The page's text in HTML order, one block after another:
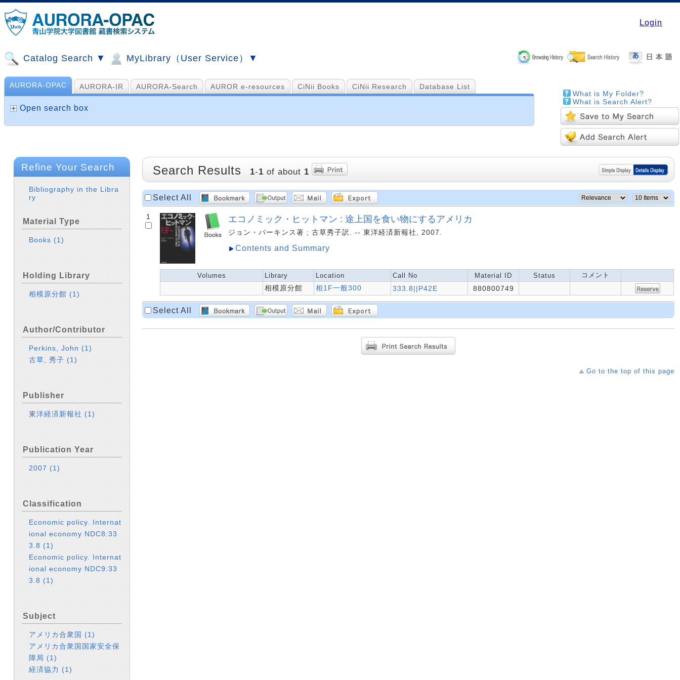
Login
Catalog Search ▼ MyLibrary（User Service）▼
What is My Folder?
What is Search Alert?
AURORA-OPAC AURORA-IR AURORA-Search AUROR e-resources CiNii Books CiNii Research Database List
山手コンソ、NDL他
Open search box
Refine Your Search
Bibliography in the Libra
ry
Material Type
Books(1)
Holding Library
相模原分館(1)
Author/Contributor
Perkins, John(1)
古草, 秀子(1)
Publisher
東洋経済新報社(1)
Publication Year
2007(1)
Classification
Economic policy. Internat
ional economy NDC8:33
3.8(1)
Economic policy. Internat
ional economy NDC9:33
3.8 (1)
Subject
アメリカ合衆国 (1)
アメリカ合衆国国家安全保
障局 (1)
経済協力(1)
Search Results 1-1 of about 1
Select All
1 エコノミック・ヒットマン : 途上国を食い物にするアメリカ
ジョン・パーキンス著 ; 古草秀子訳. -- 東洋経済新報社, 2007.
Contents and Summary
Volumes Library Location Call No Material ID Status コメント
相模原分館 相1F一般300 333.8||P42E 880800749
Select All
Go to the top of this page